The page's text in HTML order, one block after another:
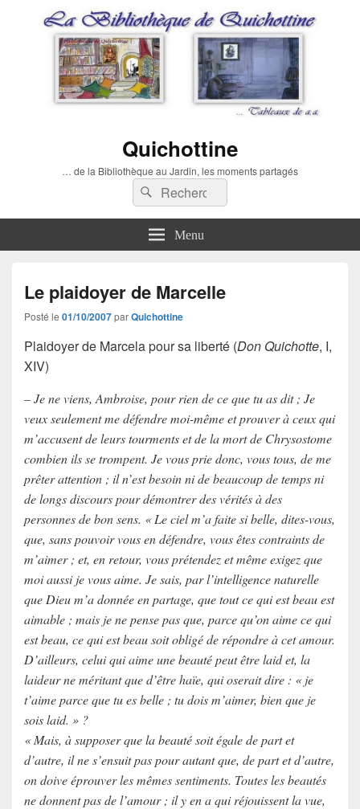
Quichottine
… de la Bibliothèque au Jardin, les moments partagés
Recherche :
Rechercher
Menu
Le plaidoyer de Marcelle
Posté le 01/10/2007parQuichottine
Plaidoyer de Marcela pour sa liberté (Don Quichotte, I,
XIV)
– Je ne viens, Ambroise, pour rien de ce que tu as dit ; Je
veux seulement me défendre moi-même et prouver à ceux qui
m’accusent de leurs tourments et de la mort de Chrysostome
combien ils se trompent. Je vous prie donc, vous tous, de me
prêter attention ; il n’est besoin ni de beaucoup de temps ni
de longs discours pour démontrer des vérités à des
personnes de bon sens. « Le ciel m’a faite si belle, dites-vous,
que, sans pouvoir vous en défendre, vous êtes contraints de
m’aimer ; et, en retour, vous prétendez et même exigez que
moi aussi je vous aime. Je sais, par l’intelligence naturelle
que Dieu m’a donnée en partage, que tout ce qui est beau est
aimable ; mais je ne pense pas que, parce qu’on aime ce qui
est beau, ce qui est beau soit obligé de répondre à cet amour.
D’ailleurs, celui qui aime une beauté peut être laid et, la
laideur ne méritant que d’être haïe, qui oserait dire : « je
t’aime parce que tu es belle ; tu dois m’aimer, bien que je
sois laid. » ?
« Mais, à supposer que la beauté soit égale de part et
d’autre, il ne s’ensuit pas pour autant que, de part et d’autre,
on doive éprouver les mêmes sentiments. Toutes les beautés
ne donnent pas de l’amour ; il y en a qui réjouissent la vue,